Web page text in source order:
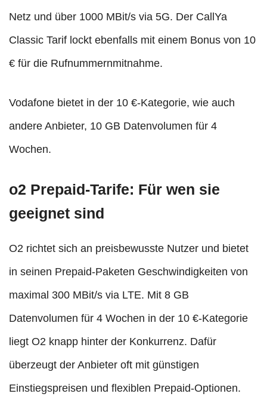
Netz und über 1000 MBit/s via 5G. Der CallYa
Classic Tarif lockt ebenfalls mit einem Bonus von 10
€ für die Rufnummernmitnahme.
Vodafone bietet in der 10 €-Kategorie, wie auch
andere Anbieter, 10 GB Datenvolumen für 4
Wochen.
o2 Prepaid-Tarife: Für wen sie
geeignet sind
O2 richtet sich an preisbewusste Nutzer und bietet
in seinen Prepaid-Paketen Geschwindigkeiten von
maximal 300 MBit/s via LTE. Mit 8 GB
Datenvolumen für 4 Wochen in der 10 €-Kategorie
liegt O2 knapp hinter der Konkurrenz. Dafür
überzeugt der Anbieter oft mit günstigen
Einstiegspreisen und flexiblen Prepaid-Optionen.